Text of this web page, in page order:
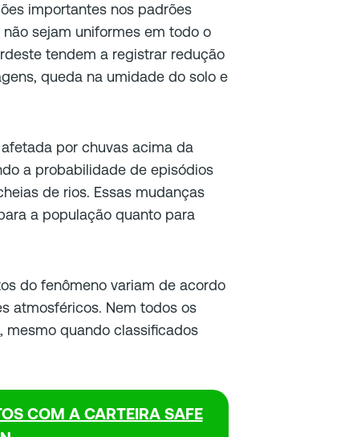
importantes nos padrões
sejam uniformes em todo o
tendem a registrar redução
queda na umidade do solo e
por chuvas acima da
a probabilidade de episódios
de rios. Essas mudanças
a população quanto para
do fenômeno variam de acordo
atmosféricos. Nem todos os
mesmo quando classificados
COM A CARTEIRA SAFE